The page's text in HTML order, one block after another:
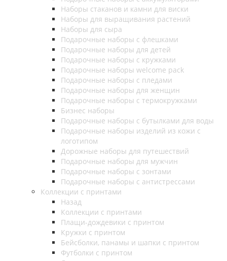
Наборы стаканов и камни для виски
Наборы для выращивания растений
Наборы для сыра
Подарочные наборы с флешками
Подарочные наборы для детей
Подарочные наборы с кружками
Подарочные наборы welcome pack
Подарочные наборы с пледами
Подарочные наборы для женщин
Подарочные наборы с термокружками
Бизнес наборы
Подарочные наборы с бутылками для воды
Подарочные наборы изделий из кожи с
логотипом
Дорожные наборы для путешествий
Подарочные наборы для мужчин
Подарочные наборы с зонтами
Подарочные наборы с антистрессами
Коллекции с принтами
Назад
Коллекции с принтами
Плащи-дождевики с принтом
Кружки с принтом
Бейсболки, панамы и шапки с принтом
Футболки с принтом